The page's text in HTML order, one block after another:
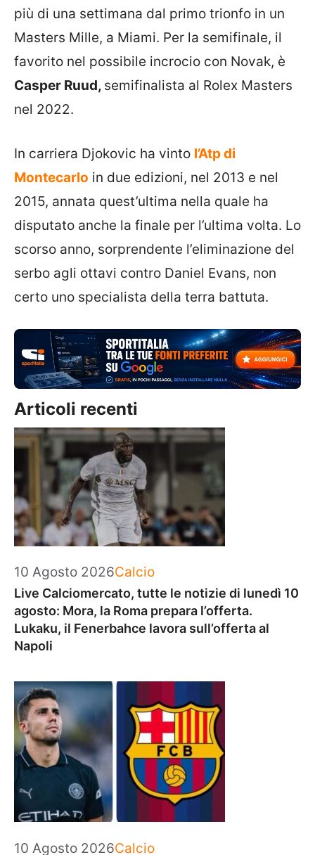
più di una settimana dal primo trionfo in un
Masters Mille, a Miami. Per la semifinale, il
favorito nel possibile incrocio con Novak, è
Casper Ruud, semifinalista al Rolex Masters
nel 2022.
In carriera Djokovic ha vinto l’Atp di
Montecarlo in due edizioni, nel 2013 e nel
2015, annata quest’ultima nella quale ha
disputato anche la finale per l’ultima volta. Lo
scorso anno, sorprendente l’eliminazione del
serbo agli ottavi contro Daniel Evans, non
certo uno specialista della terra battuta.
Articoli recenti
10 Agosto 2026Categorie
Calcio
Live Calciomercato, tutte le notizie di lunedì 10
agosto: Mora, la Roma prepara l’offerta.
Lukaku, il Fenerbahce lavora sull’offerta al
Napoli
10 Agosto 2026Categorie
Calcio